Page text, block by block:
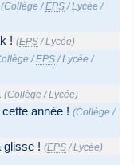
(Collège /EPS /Lycée /
! (EPS /Lycée)
/EPS /Lycée /
(Collège /Lycée)
année ! (Collège /
glisse ! (EPS /Lycée)